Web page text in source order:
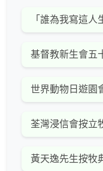
「誰為我寫這人
基督教新生會五
世界動物日遊園
荃灣浸信會按立
黃天逸先生按牧